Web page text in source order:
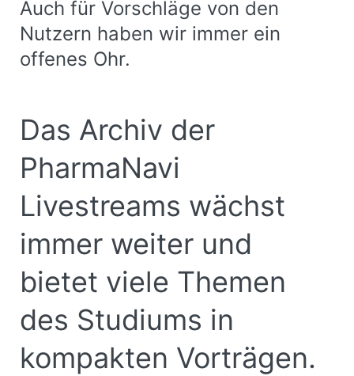
Auch für Vorschläge von den
Nutzern haben wir immer ein
offenes Ohr.
Das Archiv der
PharmaNavi
Livestreams wächst
immer weiter und
bietet viele Themen
des Studiums in
kompakten Vorträgen.